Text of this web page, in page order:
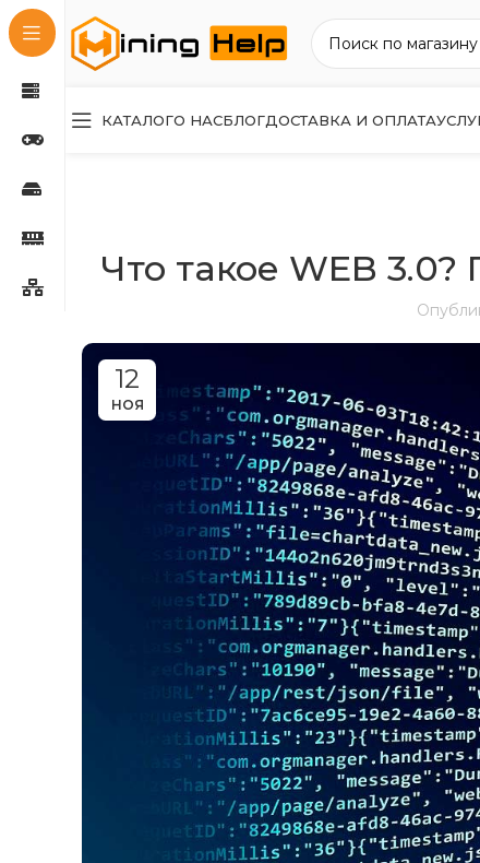
КАТАЛОГО НАСБЛОГДОСТАВКА И ОПЛАТА
Что такое WEB
12
НОЯ